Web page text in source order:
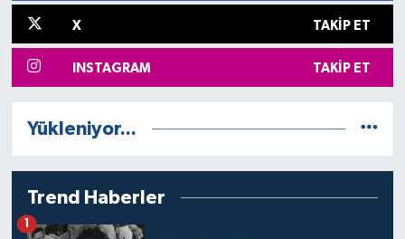
X TAKIP ET
INSTAGRAM TAKIP ET
Yükleniyor...
Trend Haberler
1